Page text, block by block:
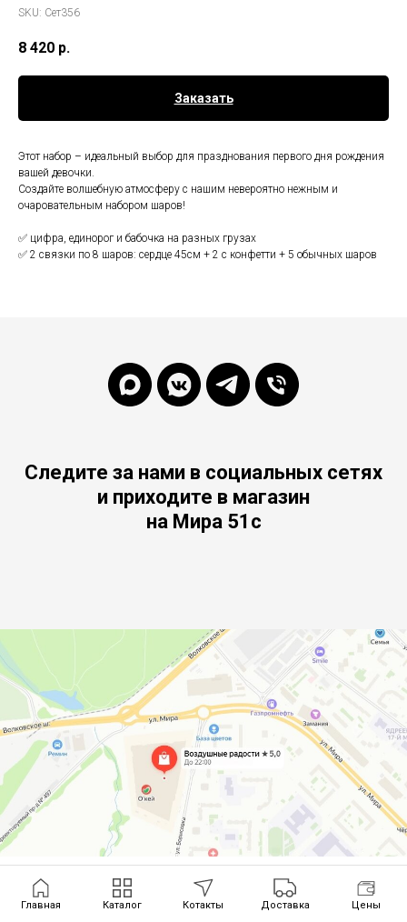
Главная Каталог Котакты Доставка Цены
SKU: Сет356
8 420 р.
Заказать
Этот набор – идеальный выбор для празднования первого дня рождения
вашей девочки.
Создайте волшебную атмосферу с нашим невероятно нежным и
очаровательным набором шаров!
✅ цифра, единорог и бабочка на разных грузах
✅ 2 связки по 8 шаров: сердце 45см + 2 с конфетти + 5 обычных шаров
Следите за нами в социальных сетях
и приходите в магазин
на Мира 51с